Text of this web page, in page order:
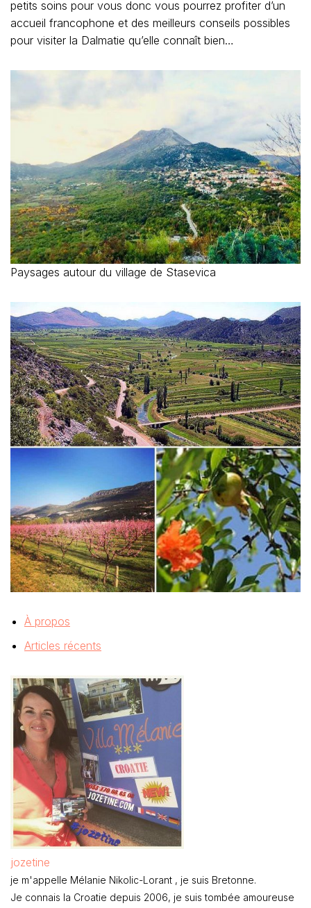
petits soins pour vous donc vous pourrez profiter d’un
accueil francophone et des meilleurs conseils possibles
pour visiter la Dalmatie qu’elle connaît bien…
Paysages autour du village de Stasevica
À propos
Articles récents
jozetine
je m'appelle Mélanie Nikolic-Lorant , je suis Bretonne.
Je connais la Croatie depuis 2006, je suis tombée amoureuse